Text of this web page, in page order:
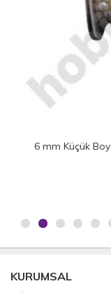
6 mm Küçük
KURUMSAL